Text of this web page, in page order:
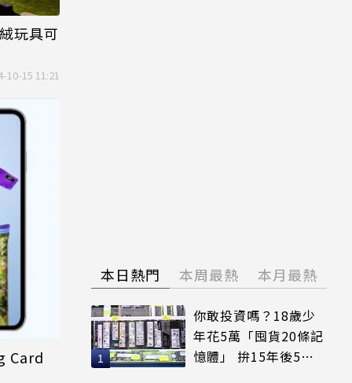
玩具可
10-15 11:21
Card
本日熱門 本周最熱 本月最熱
你敢投資嗎？18歲少
年花5萬「囤貨20條記
憶體」 拚15年後5倍